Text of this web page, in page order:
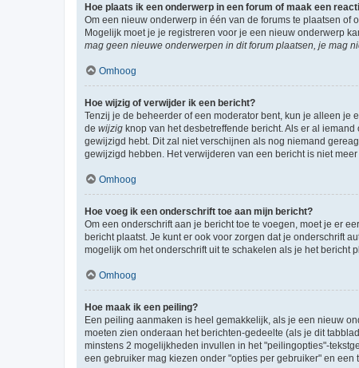
Hoe plaats ik een onderwerp in een forum of maak een
Om een nieuw onderwerp in één van de forums te plaatsen
Mogelijk moet je je registreren voor je een nieuw onderwerp
mag geen nieuwe onderwerpen in dit forum plaatsen, je mag
Omhoog
Hoe wijzig of verwijder ik een bericht?
Tenzij je de beheerder of een moderator bent, kun je alleen
de wijzig knop van het desbetreffende bericht. Als er al
gewijzigd hebt. Dit zal niet verschijnen als nog niemand
gewijzigd hebben. Het verwijderen van een bericht is niet
Omhoog
Hoe voeg ik een onderschrift toe aan mijn bericht?
Om een onderschrift aan je bericht toe te voegen, moet je er
bericht plaatst. Je kunt er ook voor zorgen dat je onderschrift
mogelijk om het onderschrift uit te schakelen als je het bericht
Omhoog
Hoe maak ik een peiling?
Een peiling aanmaken is heel gemakkelijk, als je een nieuw
moeten zien onderaan het berichten-gedeelte (als je dit
minstens 2 mogelijkheden invullen in het "peilingopties"-
een gebruiker mag kiezen onder "opties per gebruiker" en